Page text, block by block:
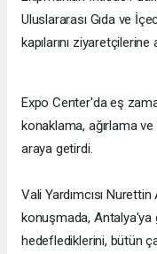
Uluslararası Gıda ve
kapılarını ziyaretçilerine
Expo Center'da eş
konaklama, ağırlama
araya getirdi.
Vali Yardımcısı Nurettin
konuşmada, Antalya'ya
hedeflediklerini, bütün